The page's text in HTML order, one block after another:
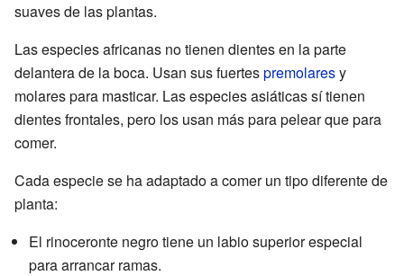
suaves de las plantas.
Las especies africanas no tienen dientes en la parte
delantera de la boca. Usan sus fuertespremolaresy
molares para masticar. Las especies asiáticas sí tienen
dientes frontales, pero los usan más para pelear que para
comer.
Cada especie se ha adaptado a comer un tipo diferente de
planta:
El rinoceronte negro tiene un labio superior especial
para arrancar ramas.